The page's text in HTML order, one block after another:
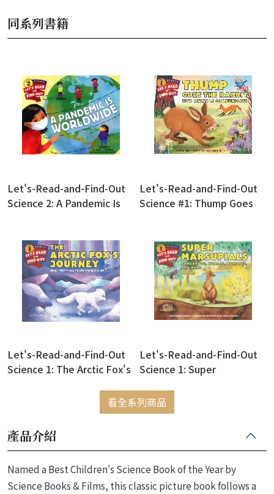
同系列書籍
Let's-Read-and-Find-Out
Science 2: A Pandemic Is
Let's-Read-and-Find-Out
Science #1: Thump Goes
Let's-Read-and-Find-Out
Science 1: The Arctic Fox's
Let's-Read-and-Find-Out
Science 1: Super
看全系列商品
產品介紹
Named a Best Children's Science Book of the Year by
Science Books & Films, this classic picture book follows a